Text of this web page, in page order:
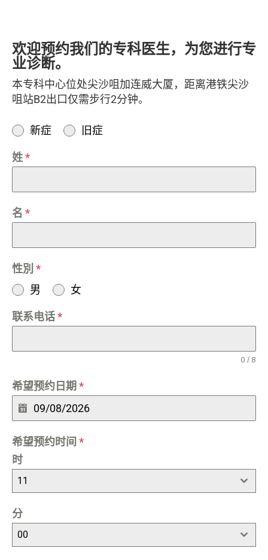
欢迎预约我们的专科医生，为您进行专
业诊断。
本专科中心位处尖沙咀加连威大厦，距离港铁尖沙
咀站B2出口仅需步行2分钟。
新症 旧症
姓*
名 *
性別 *
男
女
联系电话*
0 / 8
希望预约日期 *
希望预约时间 *
时
11
分
00